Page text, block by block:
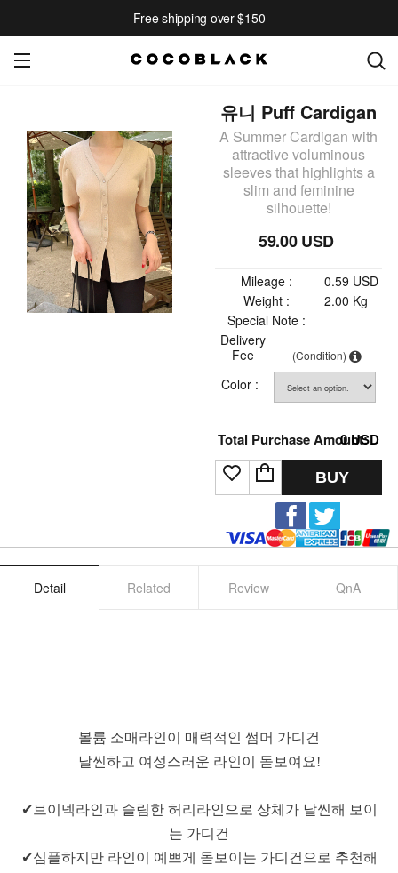
Free shipping over $150
유니 Puff Cardigan
A Summer Cardigan with
attractive voluminous
sleeves that highlights a
slim and feminine
silhouette!
59.00 USD
Mileage :
0.59 USD
Weight :
2.00 Kg
Special Note :
Delivery
Fee
(Condition)
Color :
Total Purchase Amount:
0USD
BUY
Detail Related Review QnA
볼륨 소매라인이 매력적인 썸머 가디건
날씬하고 여성스러운 라인이 돋보여요!
✔브이넥라인과 슬림한 허리라인으로 상체가 날씬해 보이
는 가디건
✔심플하지만 라인이 예쁘게 돋보이는 가디건으로 추천해